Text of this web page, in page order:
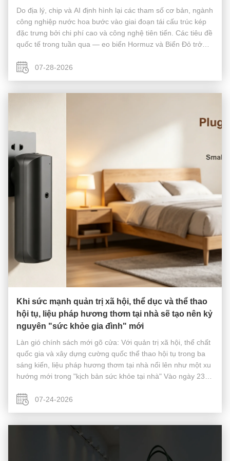
Do địa lý, chip và AI định hình lại các tham số cơ bản, ngành
công nghiệp nước hoa bước vào giai đoạn tái cấu trúc kép
đặc trưng bởi chi phí cao và công nghệ tiên tiến. Các tiêu đề
quốc tế trong tuần qua — eo biển Hormuz và Biển Đỏ trở
301 của M...
07-28-2026
Khi sức mạnh quản trị xã hội, thể dục và thể thao
hội tụ, liệu pháp hương thơm tại nhà sẽ tạo nên kỷ
nguyên "sức khỏe gia đình" mới
Làn gió chính sách mới gõ cửa: Với quản trị xã hội, thể chất
quốc gia và xây dựng cường quốc thể thao hội tụ trong ba
sáng kiến, liệu pháp hương thơm tại nhà nổi lên như một xu
hướng mới trong "kịch bản sức khỏe tại nhà" Vào ngày 23
hành chung: ...
07-24-2026